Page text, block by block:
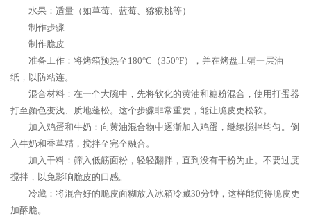
水果：适量（如草莓、蓝莓、猕猴桃等）
制作步骤
制作脆皮
准备工作：将烤箱预热至180°C（350°F），并在烤盘上铺一层油
纸，以防粘连。
混合材料：在一个大碗中，先将软化的黄油和糖粉混合，使用打蛋器
打至颜色变浅、质地蓬松。这个步骤非常重要，能让脆皮更松软。
加入鸡蛋和牛奶：向黄油混合物中逐渐加入鸡蛋，继续搅拌均匀。倒
入牛奶和香草精，搅拌至完全融合。
加入干料：筛入低筋面粉，轻轻翻拌，直到没有干粉为止。不要过度
搅拌，以免影响脆皮的口感。
冷藏：将混合好的脆皮面糊放入冰箱冷藏30分钟，这样能使得脆皮更
加酥脆。